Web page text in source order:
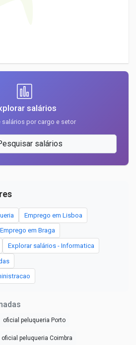
salários
salários por cargo e setor
salários
Emprego em Lisboa
Emprego em Braga
Explorar salários - Informatica
oficial peluqueria Porto
oficial peluqueria Coimbra